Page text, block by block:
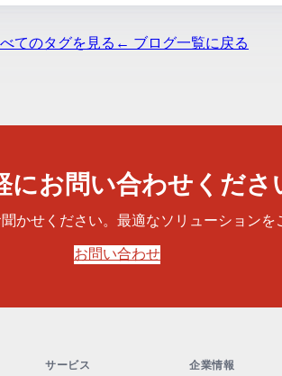
てのタグを見る ← ブログ一覧に戻る
にお問い合わせくださ
かせください。最適なソリューションを
お問い合わせ
サービス 企業情報